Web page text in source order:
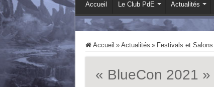
Accueil Le Club PdE Actualités
Accueil » Actualités » Festivals et Salons
« BlueCon 2021 »